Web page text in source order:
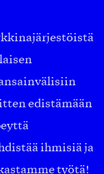
edistämään
ihmisiä ja
työtä!